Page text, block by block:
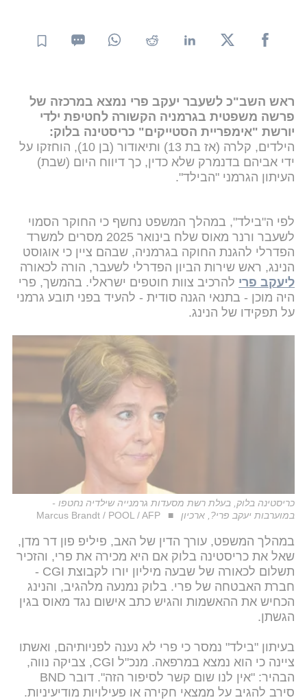
ראש השב"כ לשעבר יעקב פרי נמצא במרכזה של
פרשה משפטית בגרמניה הקשורה לחטיפת ילדי
יורשת "אימפריית הסטייקים" כריסטינה בלוק:
הילדים,
קלרה (אז בת 13) ותיאודור (בן 10), הוחזקו על
ידי אביהם בדנמרק שלא כדין, כך דיווח היום (שבת)
העיתון הגרמני "הבילד".
לפי ה"בילד", במהלך המשפט נחשף כי החוקר הסמוי
לשעבר ורנר מאוס שלח בינואר 2025 מסרים למשרד
הפדרלי להגנת החוקה בגרמניה, שבהם ציין כי אוגוסט
הנינג, ראש שירות הביון הפדרלי לשעבר, הורה לכאורה
ליעקב פרי להרכיב צוות חוטפים ישראלי. בהמשך, פרי
היה מוכן - בתנאי הגנה סודית - להעיד בפני תובע גרמני
על תפקידו של הנינג.
כריסטינה בלוק, בעלת רשת מסעדות גרמנייה שילדיה נחטפו -
במוערבות יעקב פרי?, ארכיון
Marcus Brandt / POOL / AFP
במהלך המשפט, עורך הדין של האב, פיליפ פון דר מדן,
שאל את כריסטינה בלוק אם היא מכירה את פרי, והזכיר
תשלום לכאורה של שבעה מיליון יורו לקבוצת CGI -
חברת האבטחה של פרי. בלוק נמנעה מלהגיב, והנינג
הכחיש את ההאשמות והגיש כתב אישום נגד מאוס בגין
הגשתן.
בעיתון "בילד" נמסר כי פרי לא נענה לפניותיהם, ואשתו
ציינה כי הוא נמצא במרפאה. מנכ"ל CGI, צביקה נווה,
הבהיר: "אין לנו שום קשר לסיפור הזה". דובר BND
סירב להגיב על ממצאי חקירה או פעילויות מודיעיניות.